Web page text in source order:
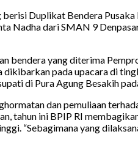
Duplikat Bendera
Nadha dari SMAN 9
bendera yang diterima
pada upacara di
di Pura Agung Besakih
dan pemuliaan
tahun ini BPIP RI
“Sebagimana yang